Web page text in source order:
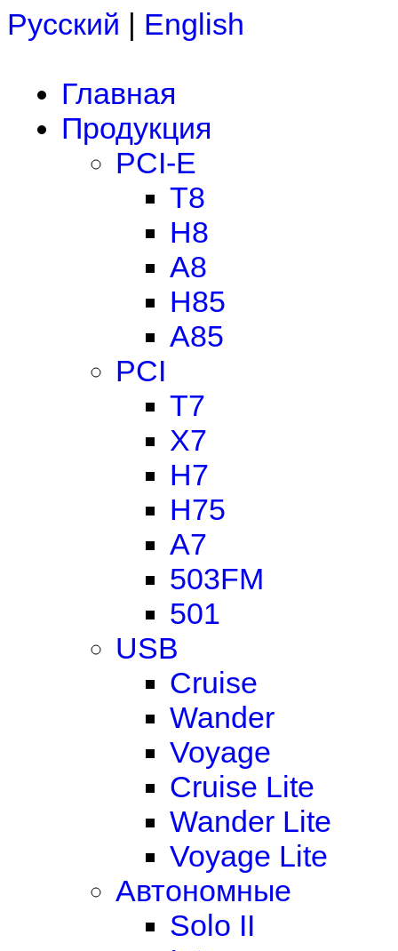
Русский | English
Главная
Продукция
PCI-E
T8
H8
A8
H85
A85
PCI
T7
X7
H7
H75
A7
503FM
501
USB
Cruise
Wander
Voyage
Cruise Lite
Wander Lite
Voyage Lite
Автономные
Solo II